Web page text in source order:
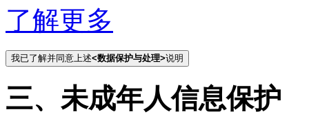
了解更多
我已了解并同意上述<数据保护与处理>说明
三、未成年人信息保护